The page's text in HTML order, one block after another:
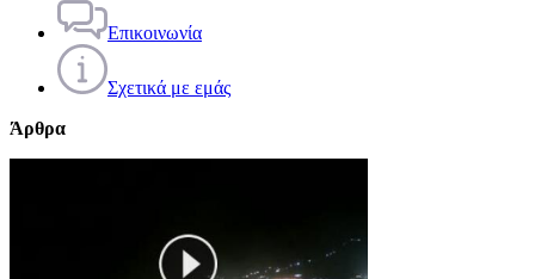
Επικοινωνία
Σχετικά με εμάς
Άρθρα